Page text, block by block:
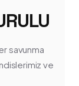
savunma
ve